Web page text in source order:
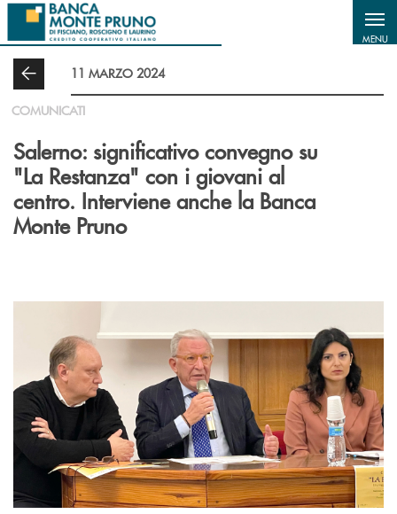
Salta al contenuto principale
MENU
11 MARZO 2024
COMUNICATI
Salerno: significativo convegno su
"La Restanza" con i giovani al
centro. Interviene anche la Banca
Monte Pruno